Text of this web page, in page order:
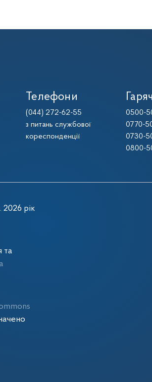
Телефони
(044) 272-62-55
з питань службової
кореспонденції
0500-
0770-
0730-
0800-
2026 рік
та